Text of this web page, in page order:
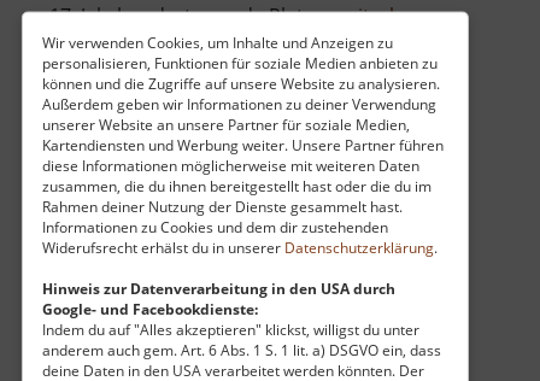
Wir verwenden Cookies, um Inhalte und Anzeigen zu
personalisieren, Funktionen für soziale Medien anbieten zu
können und die Zugriffe auf unsere Website zu analysieren.
Außerdem geben wir Informationen zu deiner Verwendung
unserer Website an unsere Partner für soziale Medien,
Kartendiensten und Werbung weiter. Unsere Partner führen
diese Informationen möglicherweise mit weiteren Daten
zusammen, die du ihnen bereitgestellt hast oder die du im
Rahmen deiner Nutzung der Dienste gesammelt hast.
Informationen zu Cookies und dem dir zustehenden
Widerufsrecht erhälst du in unserer Datenschutzerklärung.
Hinweis zur Datenverarbeitung in den USA durch
Google- und Facebookdienste:
Indem du auf "Alles akzeptieren" klickst, willigst du unter
anderem auch gem. Art. 6 Abs. 1 S. 1 lit. a) DSGVO ein, dass
deine Daten in den USA verarbeitet werden könnten. Der
17. Jahrhunderts wurde Plat.. »weiterlesenüber
St.
Platten
Museum Horní Blatná
Böhmisches Erzgebirge
aktuell vom 07.06.2026 / Zugriffe: 3348
29 km vom aktuellen Standort
Im Herzen des kleinen Erzgebirgsortes Horní